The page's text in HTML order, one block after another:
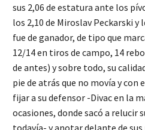
sus 2,06 de estatura ante los
los 2,10 de Miroslav Peckarski y
fue de ganador, de tipo que
12/14 en tiros de campo, 14
de antes) y sobre todo, su
pie de atrás que no movía y con
fijar a su defensor -Divac en la
ocasiones, donde sacó a relucir
todavía- y anotar delante de